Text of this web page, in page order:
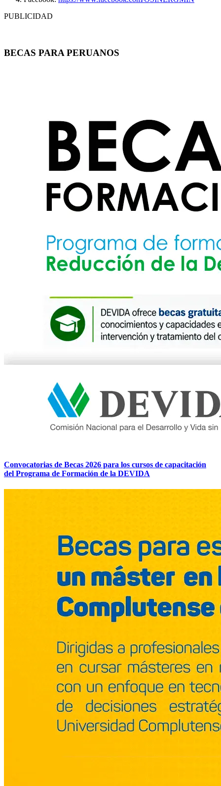
PUBLICIDAD
BECAS PARA PERUANOS
Convocatorias de Becas 2026 para los cursos de capacitación
del Programa de Formación de la DEVIDA